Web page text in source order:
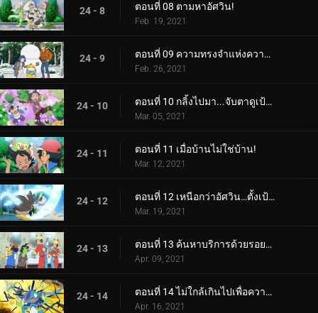
24 - 8 ตอนที่ 08 ตามหาอัศวิน!
Feb. 19, 2021
24 - 9 ตอนที่ 09 ความทรงจำแห่งความเมตตาอันอบอุ่น
Feb. 26, 2021
24 - 10 ตอนที่ 10 กลิ้งไปมา...จับตาดูเป้าหมาย!
Mar. 05, 2021
24 - 11 ตอนที่ 11 เมื่อบ้านไม่ใช่บ้าน!
Mar. 12, 2021
24 - 12 ตอนที่ 12 เหนือกว่าอัศวิน…ตั้งเป้าที่จะเป็นปรมาจารย์ต้นหอม!
Mar. 19, 2021
24 - 13 ตอนที่ 13 ค้นหาบริการด้วยรอยยิ้ม!
Apr. 09, 2021
24 - 14 ตอนที่ 14 ไม่ใกล้เกินไปเพื่อความสะดวกสบาย!
Apr. 16, 2021